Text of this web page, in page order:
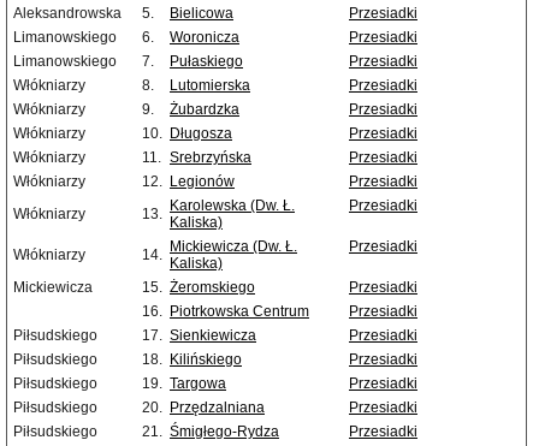
Aleksandrowska
5. Bielicowa
Przesiadki
Limanowskiego
6. Woronicza
Przesiadki
Limanowskiego
7. Pułaskiego
Przesiadki
Włókniarzy
8. Lutomierska
Przesiadki
Włókniarzy
9. Żubardzka
Przesiadki
Włókniarzy
10. Długosza
Przesiadki
Włókniarzy
11. Srebrzyńska
Przesiadki
Włókniarzy
12. Legionów
Przesiadki
Włókniarzy
13. Karolewska (Dw. Ł.
Kaliska)
Przesiadki
Włókniarzy 14. Mickiewicza (Dw. Ł.
Kaliska)
Przesiadki
Mickiewicza 15. Żeromskiego
Przesiadki
16. Piotrkowska Centrum
Przesiadki
Piłsudskiego
17. Sienkiewicza
Przesiadki
Piłsudskiego
18. Kilińskiego
Przesiadki
Piłsudskiego
19. Targowa
Przesiadki
Piłsudskiego
20. Przędzalniana
Przesiadki
Piłsudskiego
21. Śmigłego-Rydza
Przesiadki